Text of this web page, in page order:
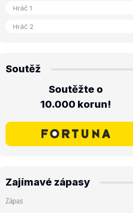
Soutěž
Soutěžte o
10.000 korun!
Zajímavé zápasy
Zápas